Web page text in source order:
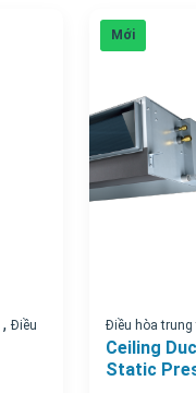
, Điều
Mới
Điều hòa trung
Ceiling
Static